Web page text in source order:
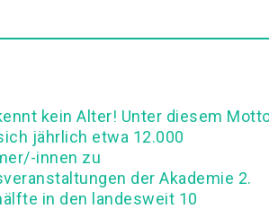
kein Alter! Unter diesem
jährlich etwa 12.000
innen zu
der Akademie 2.
in den landesweit 10